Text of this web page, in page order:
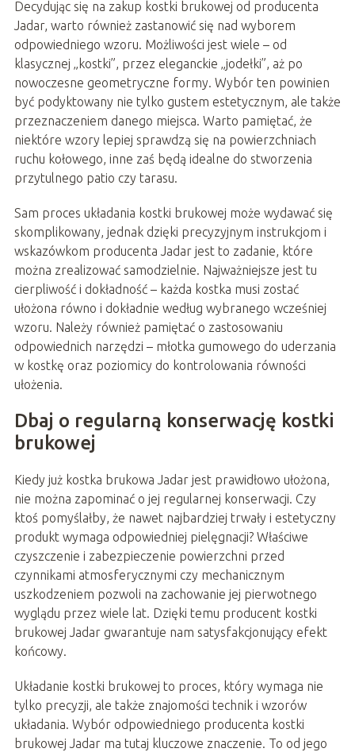
Decydując się na zakup kostki brukowej od producenta
Jadar, warto również zastanowić się nad wyborem
odpowiedniego wzoru. Możliwości jest wiele – od
klasycznej „kostki”, przez eleganckie „jodełki”, aż po
nowoczesne geometryczne formy. Wybór ten powinien
być podyktowany nie tylko gustem estetycznym, ale także
przeznaczeniem danego miejsca. Warto pamiętać, że
niektóre wzory lepiej sprawdzą się na powierzchniach
ruchu kołowego, inne zaś będą idealne do stworzenia
przytulnego patio czy tarasu.
Sam proces układania kostki brukowej może wydawać się
skomplikowany, jednak dzięki precyzyjnym instrukcjom i
wskazówkom producenta Jadar jest to zadanie, które
można zrealizować samodzielnie. Najważniejsze jest tu
cierpliwość i dokładność – każda kostka musi zostać
ułożona równo i dokładnie według wybranego wcześniej
wzoru. Należy również pamiętać o zastosowaniu
odpowiednich narzędzi – młotka gumowego do uderzania
w kostkę oraz poziomicy do kontrolowania równości
ułożenia.
Dbaj o regularną konserwację kostki
brukowej
Kiedy już kostka brukowa Jadar jest prawidłowo ułożona,
nie można zapominać o jej regularnej konserwacji. Czy
ktoś pomyślałby, że nawet najbardziej trwały i estetyczny
produkt wymaga odpowiedniej pielęgnacji? Właściwe
czyszczenie i zabezpieczenie powierzchni przed
czynnikami atmosferycznymi czy mechanicznym
uszkodzeniem pozwoli na zachowanie jej pierwotnego
wyglądu przez wiele lat. Dzięki temu producent kostki
brukowej Jadar gwarantuje nam satysfakcjonujący efekt
końcowy.
Układanie kostki brukowej to proces, który wymaga nie
tylko precyzji, ale także znajomości technik i wzorów
układania. Wybór odpowiedniego producenta kostki
brukowej Jadar ma tutaj kluczowe znaczenie. To od jego